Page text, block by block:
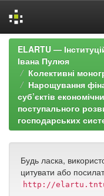
Skip
navigation
ELARTU —
Івана Пулюя
Колективні
Нарощування
суб’єктів
поступального
господарських
Будь ласка,
цитувати або
http://